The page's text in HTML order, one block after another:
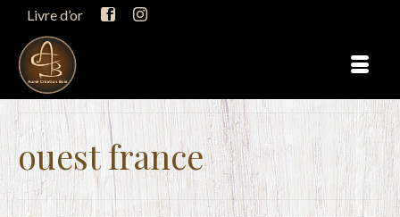
Livre d’or
ouest france